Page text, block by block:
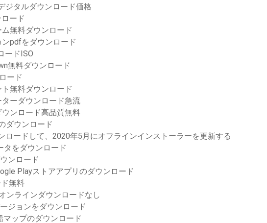
ジタルダウンロード価格
ード
無料ダウンロード
pdfをダウンロード
ードISO
無料ダウンロード
ード
無料ダウンロード
ーダウンロード急流
ンロード高品質無料
ダウンロード
ロードして、2020年5月にオフラインインストーラーを更新する
タをダウンロード
ンロード
Playストアアプリのダウンロード
無料
ンラインダウンロードなし
ジョンをダウンロード
ップのダウンロード